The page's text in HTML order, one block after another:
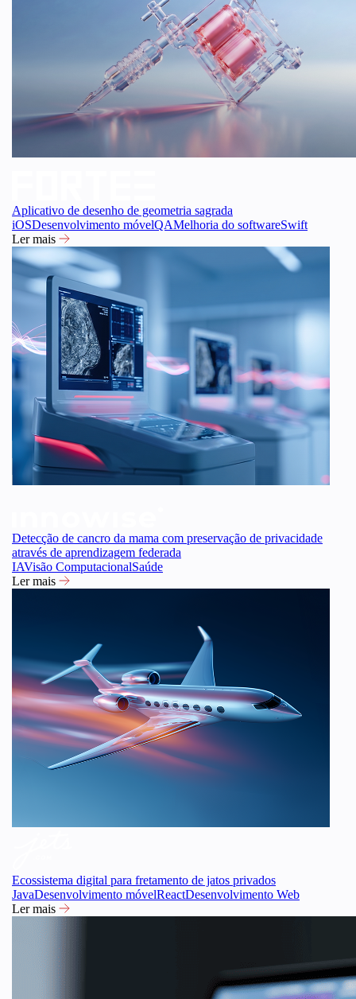
Aplicativo de desenho de geometria sagrada
iOSDesenvolvimento móvelQAMelhoria do softwareSwift
Ler mais
Detecção de cancro da mama com preservação de privacidade
através de aprendizagem federada
IAVisão ComputacionalSaúde
Ler mais
Ecossistema digital para fretamento de jatos privados
JavaDesenvolvimento móvelReactDesenvolvimento Web
Ler mais